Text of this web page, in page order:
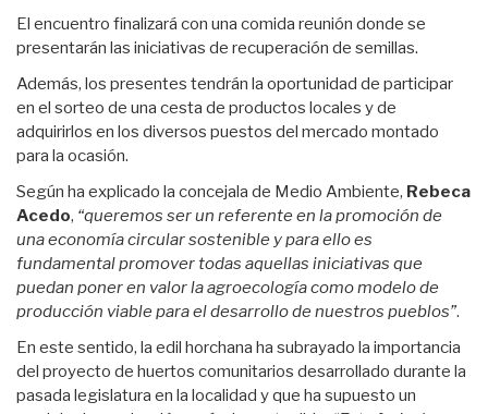
El encuentro finalizará con una comida reunión donde se
presentarán las iniciativas de recuperación de semillas.
Además, los presentes tendrán la oportunidad de participar
en el sorteo de una cesta de productos locales y de
adquirirlos en los diversos puestos del mercado montado
para la ocasión.
Según ha explicado la concejala de Medio Ambiente, Rebeca
Acedo, “queremos ser un referente en la promoción de
una economía circular sostenible y para ello es
fundamental promover todas aquellas iniciativas que
puedan poner en valor la agroecología como modelo de
producción viable para el desarrollo de nuestros pueblos”.
En este sentido, la edil horchana ha subrayado la importancia
del proyecto de huertos comunitarios desarrollado durante la
pasada legislatura en la localidad y que ha supuesto un